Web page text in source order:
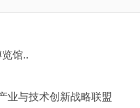
馆..
业与技术创新战略联盟